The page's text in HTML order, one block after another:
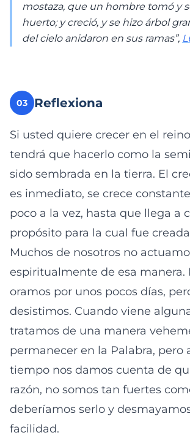
mostaza, que un hombre tomó y
huerto; y creció, y se hizo árbol
del cielo anidaron en sus ramas”,
03 Reflexiona
Si usted quiere crecer en el
tendrá que hacerlo como la
sido sembrada en la tierra. El
es inmediato, se crece
poco a la vez, hasta que llega a
propósito para la cual fue
Muchos de nosotros no
espiritualmente de esa manera.
oramos por unos pocos días,
desistimos. Cuando viene
tratamos de una manera
permanecer en la Palabra, pero
tiempo nos damos cuenta de
razón, no somos tan fuertes
deberíamos serlo y
facilidad.